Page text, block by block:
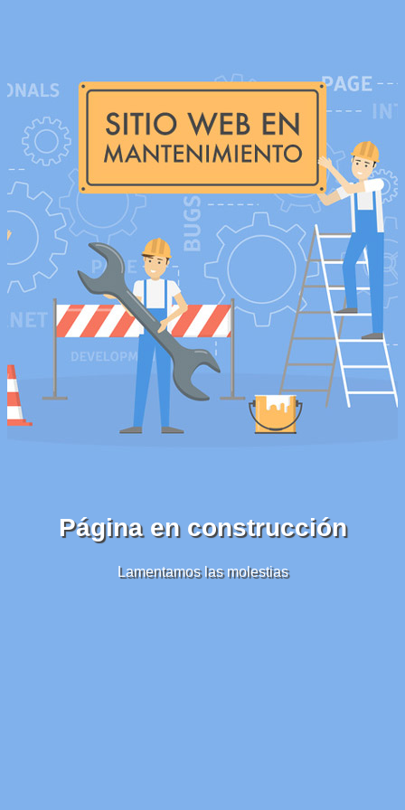
Página en construcción
Lamentamos las molestias